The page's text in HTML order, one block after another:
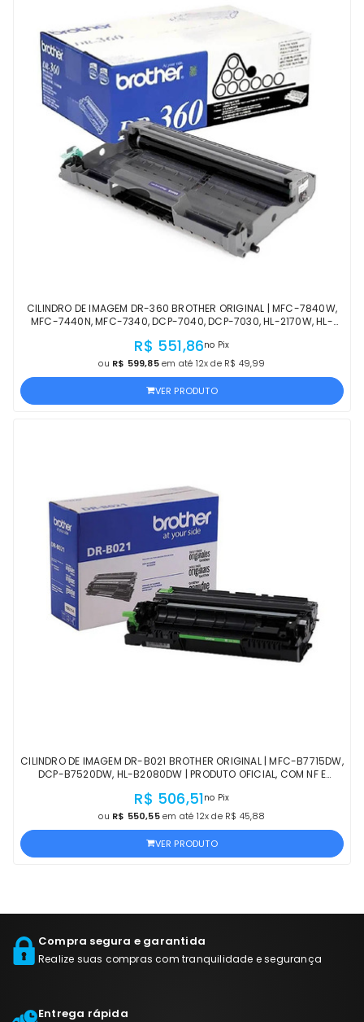
CILINDRO DE IMAGEM DR-360 BROTHER ORIGINAL | MFC-7840W,
MFC-7440N, MFC-7340, DCP-7040, DCP-7030, HL-2170W, HL-
R$ 551,86no Pix
ou R$ 599,85em até 12x de R$ 49,99
VER PRODUTO
CILINDRO DE IMAGEM DR-B021 BROTHER ORIGINAL | MFC-B7715DW,
DCP-B7520DW, HL-B2080DW | PRODUTO OFICIAL, COM NF E
R$ 506,51no Pix
ou R$ 550,55em até 12x de R$ 45,88
VER PRODUTO
Compra segura e garantida
Realize suas compras com tranquilidade e segurança
Entrega rápida